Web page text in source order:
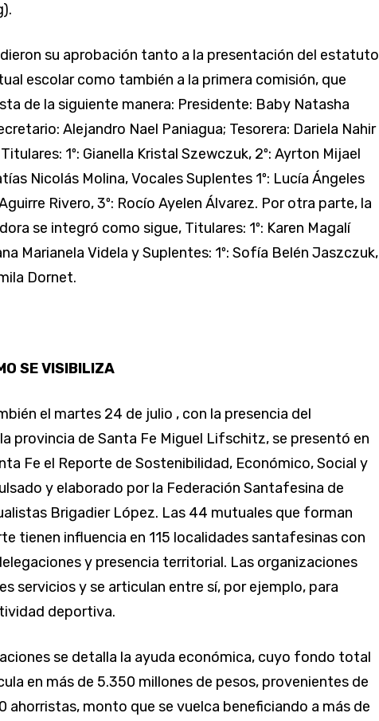
su aprobación tanto a la presentación del estatuto
escolar como también a la primera comisión, que
de la siguiente manera: Presidente: Baby Natasha
Alejandro Nael Paniagua; Tesorera: Dariela Nahir
1º: Gianella Kristal Szewczuk, 2º: Ayrton Mijael
Nicolás Molina, Vocales Suplentes 1º: Lucía Ángeles
Rivero, 3º: Rocío Ayelen Álvarez. Por otra parte, la
se integró como sigue, Titulares: 1º: Karen Magalí
Marianela Videla y Suplentes: 1º: Sofía Belén Jaszczuk,
Dornet.
SE VISIBILIZA
el martes 24 de julio , con la presencia del
provincia de Santa Fe Miguel Lifschitz, se presentó en
Fe el Reporte de Sostenibilidad, Económico, Social y
y elaborado por la Federación Santafesina de
Brigadier López. Las 44 mutuales que forman
tienen influencia en 115 localidades santafesinas con
y presencia territorial. Las organizaciones
servicios y se articulan entre sí, por ejemplo, para
deportiva.
se detalla la ayuda económica, cuyo fondo total
en más de 5.350 millones de pesos, provenientes de
ahorristas, monto que se vuelca beneficiando a más de